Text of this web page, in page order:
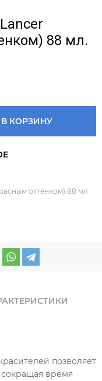
88 мл.
В КОРЗИНУ
оттенком) 88 мл.
позволяет
сокращая время